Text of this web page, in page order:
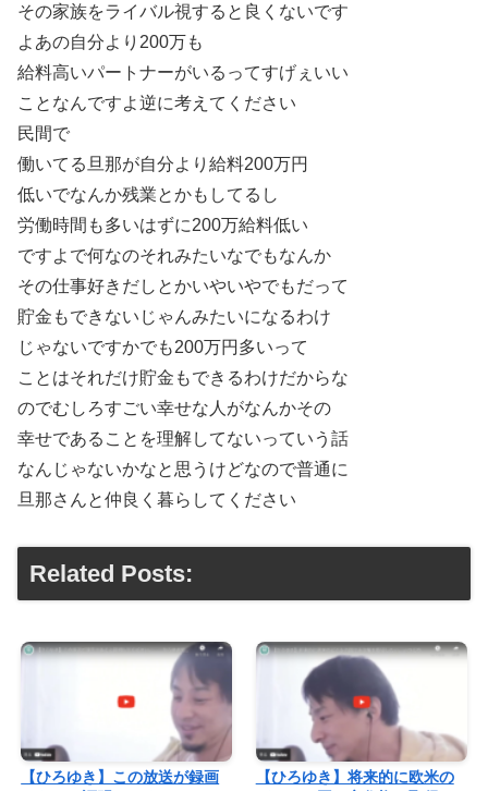
その家族をライバル視すると良くないです
よあの自分より200万も
給料高いパートナーがいるってすげぇいい
ことなんですよ逆に考えてください
民間で
働いてる旦那が自分より給料200万円
低いでなんか残業とかもしてるし
労働時間も多いはずに200万給料低い
ですよで何なのそれみたいなでもなんか
その仕事好きだしとかいやいやでもだって
貯金もできないじゃんみたいになるわけ
じゃないですかでも200万円多いって
ことはそれだけ貯金もできるわけだからな
のでむしろすごい幸せな人がなんかその
幸せであることを理解してないっていう話
なんじゃないかなと思うけどなので普通に
旦那さんと仲良く暮らしてください
Related Posts:
【ひろゆき】この放送が録画
【ひろゆき】将来的に欧米の